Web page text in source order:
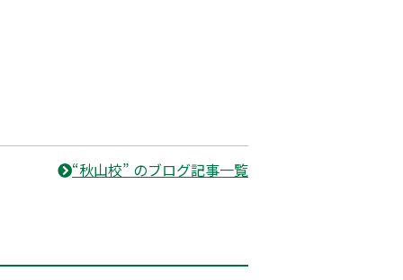
“秋山校” のブログ記事一覧